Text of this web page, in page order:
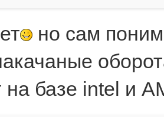
но сам
на базе intel и